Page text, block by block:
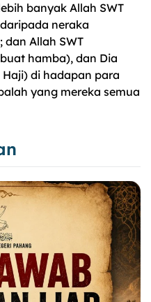
banyak Allah SWT
neraka
Allah SWT
hamba), dan Dia
di hadapan para
yang mereka semua